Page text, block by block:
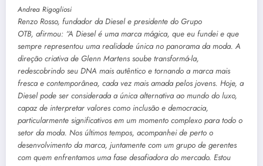
Andrea Rigogliosi
Renzo Rosso, fundador da Diesel e presidente do Grupo
OTB, afirmou: “A Diesel é uma marca mágica, que eu fundei e que
sempre representou uma realidade única no panorama da moda. A
direção criativa de Glenn Martens soube transformá-la,
redescobrindo seu DNA mais autêntico e tornando a marca mais
fresca e contemporânea, cada vez mais amada pelos jovens. Hoje, a
Diesel pode ser considerada a única alternativa ao mundo do luxo,
capaz de interpretar valores como inclusão e democracia,
particularmente significativos em um momento complexo para todo o
setor da moda. Nos últimos tempos, acompanhei de perto o
desenvolvimento da marca, juntamente com um grupo de gerentes
com quem enfrentamos uma fase desafiadora do mercado. Estou